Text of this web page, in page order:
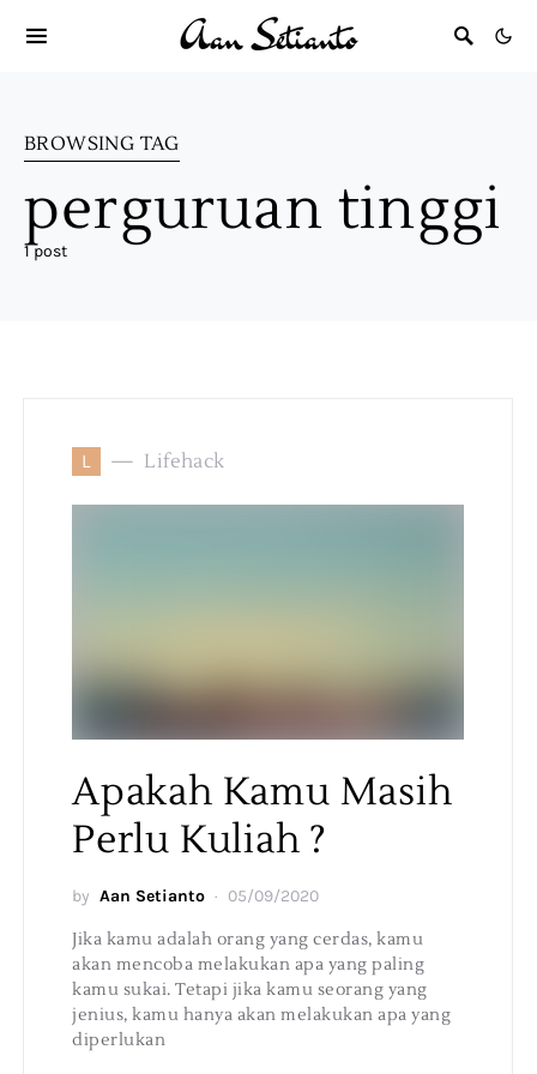
BROWSING TAG
perguruan tinggi
1 post
L Lifehack
Apakah Kamu Masih
Perlu Kuliah ?
by Aan Setianto 05/09/2020
Jika kamu adalah orang yang cerdas, kamu
akan mencoba melakukan apa yang paling
kamu sukai. Tetapi jika kamu seorang yang
jenius, kamu hanya akan melakukan apa yang
diperlukan